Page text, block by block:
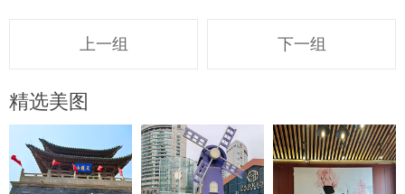
上一组 下一组
精选美图